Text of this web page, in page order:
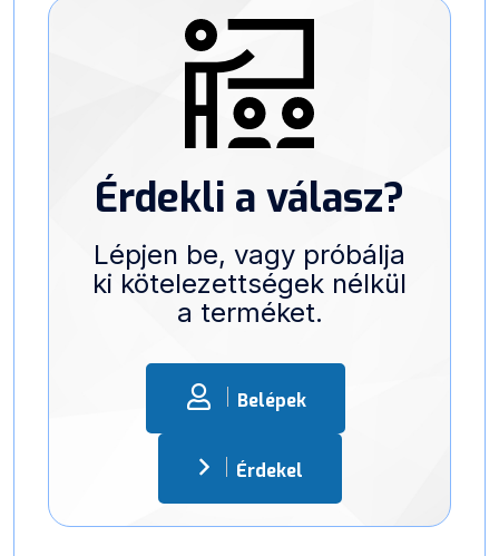
Érdekli a válasz?
Lépjen be, vagy próbálja
ki kötelezettségek nélkül
a terméket.
Belépek
Érdekel